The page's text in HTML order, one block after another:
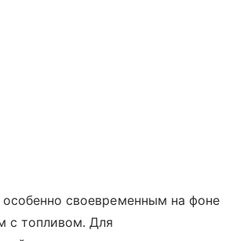
особенно своевременным на фоне
с топливом. Для